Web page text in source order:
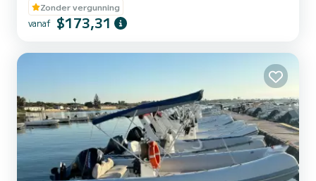
Zonder vergunning
vanaf $173,31